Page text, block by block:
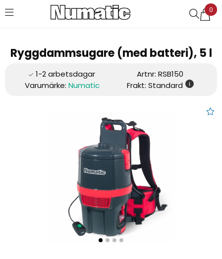
0
Favoriter (0)
Ryggdammsugare (med batteri), 5 l
Artnr: RSB150
Varumärke: Numatic Frakt: Standard i
Ryggdammsugare (med